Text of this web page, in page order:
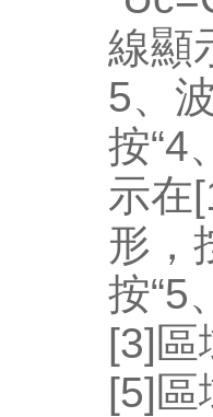
線顯
5、
按“4
示在
形，
按“5
[3]
[5]區